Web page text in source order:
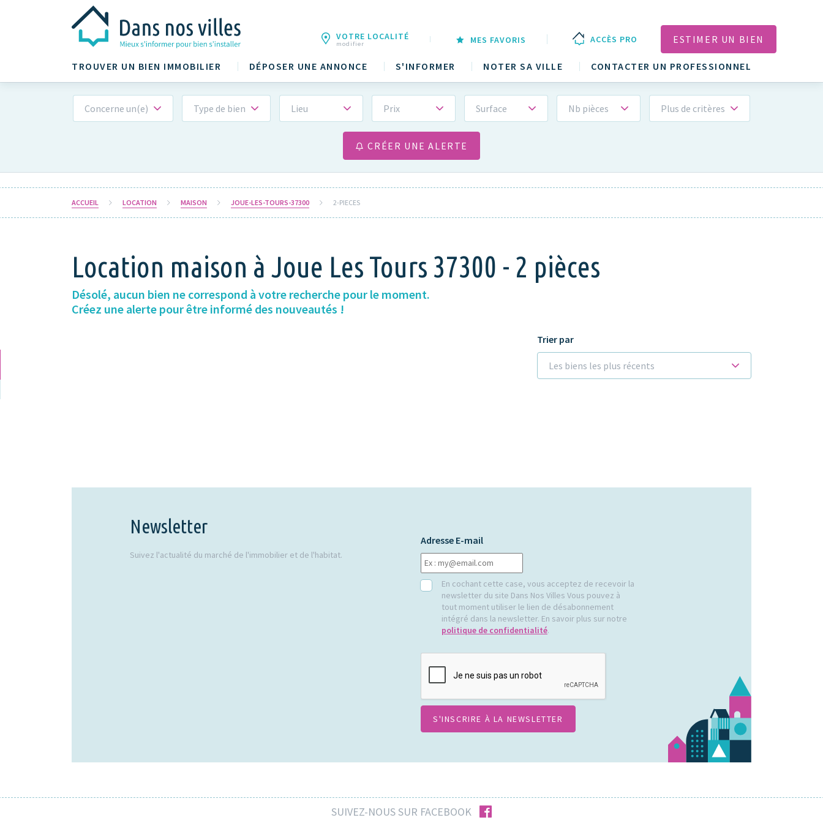
TROUVER UN BIEN IMMOBILIER DÉPOSER UNE ANNONCE S'INFORMER NOTER SA VILLE CONTACTER UN PROFESSIONNEL
VOTRE LOCALITÉ
modifier MES FAVORIS ACCÈS PRO ESTIMER UN BIEN
Concerne un(e) Type de bien Lieu Prix Surface Nb pièces Plus de critères
CRÉER UNE ALERTE
ACCUEIL LOCATION MAISON JOUE-LES-TOURS-37300 2-PIECES
Location maison à Joue Les Tours 37300 - 2 pièces
Désolé, aucun bien ne correspond à votre recherche pour le moment.
Créez une alerte pour être informé des nouveautés !
Trier par
Les biens les plus récents
Newsletter
Suivez l'actualité du marché de l'immobilier et de l'habitat.
Adresse E-mail
RGPDEn cochant cette case, vous acceptez de recevoir la
newsletter du site Dans Nos Villes Vous pouvez à
tout moment utiliser le lien de désabonnement
intégré dans la newsletter. En savoir plus sur notre
politique de confidentialité.
SUIVEZ-NOUS SUR FACEBOOK facebook